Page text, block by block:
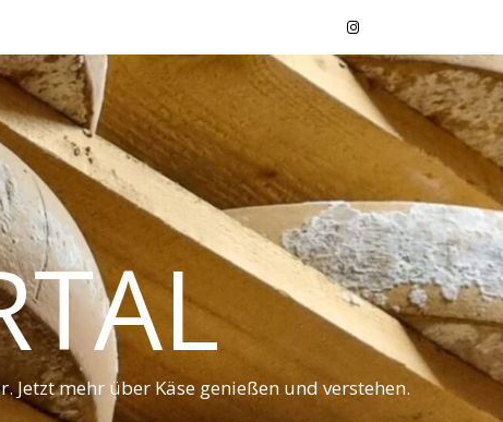
mehr über Käse genießen und verstehen.